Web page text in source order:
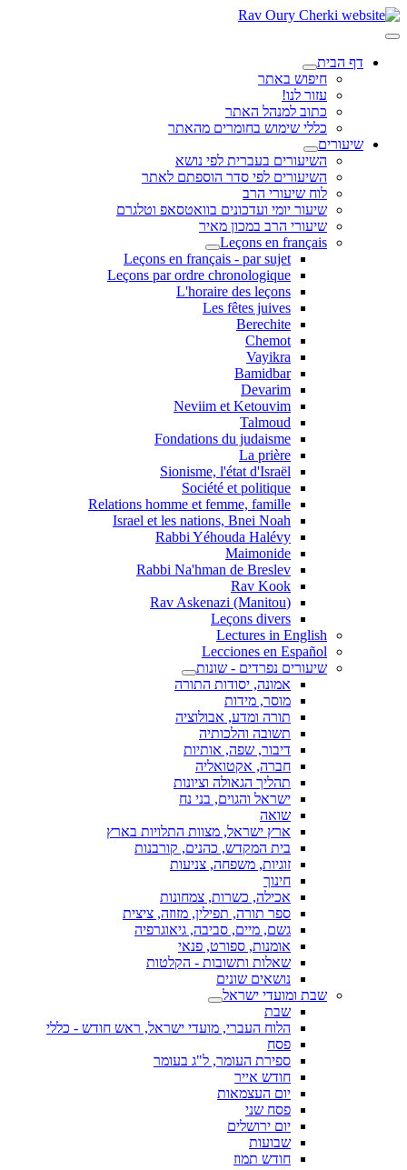
דף הבית
חיפוש באתר
עזור לנו!
כתוב למנהל האתר
כללי שימוש בחומרים מהאתר
שיעורים
השיעורים בעברית לפי נושא
השיעורים לפי סדר הוספתם לאתר
לוח שיעורי הרב
שיעור יומי ועדכונים בוואטסאפ וטלגרם
שיעורי הרב במכון מאיר
Leçons en français
Leçons en français - par sujet
Leçons par ordre chronologique
L'horaire des leçons
Les fêtes juives
Berechite
Chemot
Vayikra
Bamidbar
Devarim
Neviim et Ketouvim
Talmoud
Fondations du judaisme
La prière
Sionisme, l'état d'Israël
Société et politique
Relations homme et femme, famille
Israel et les nations, Bnei Noah
Rabbi Yéhouda Halévy
Maimonide
Rabbi Na'hman de Breslev
Rav Kook
(Rav Askenazi (Manitou
Leçons divers
Lectures in English
Lecciones en Español
שיעורים נפרדים - שונות
אמונה, יסודות התורה
מוסר, מידות
תורה ומדע, אבולוציה
תשובה והלכותיה
דיבור, שפה, אותיות
חברה, אקטואליה
תהליך הגאולה וציונות
ישראל והגוים, בני נח
שואה
ארץ ישראל, מצוות התלויות בארץ
בית המקדש, כהנים, קורבנות
זוגיות, משפחה, צניעות
חינוך
אכילה, כשרות, צמחונות
ספר תורה, תפילין, מזוזה, ציצית
גשם, מיים, סביבה, גיאוגרפיה
אומנות, ספורט, פנאי
שאלות ותשובות - הקלטות
נושאים שונים
שבת ומועדי ישראל
שבת
הלוח העברי, מועדי ישראל, ראש חודש - כללי
פסח
ספירת העומר, ל"ג בעומר
חודש אייר
יום העצמאות
פסח שני
יום ירושלים
שבועות
חודש תמוז